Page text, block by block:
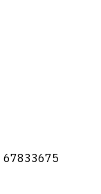
67833675